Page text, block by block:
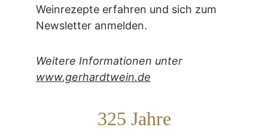
Weinrezepte erfahren und sich zum
Newsletter anmelden.
Weitere Informationen unter
www.gerhardtwein.de
325 Jahre